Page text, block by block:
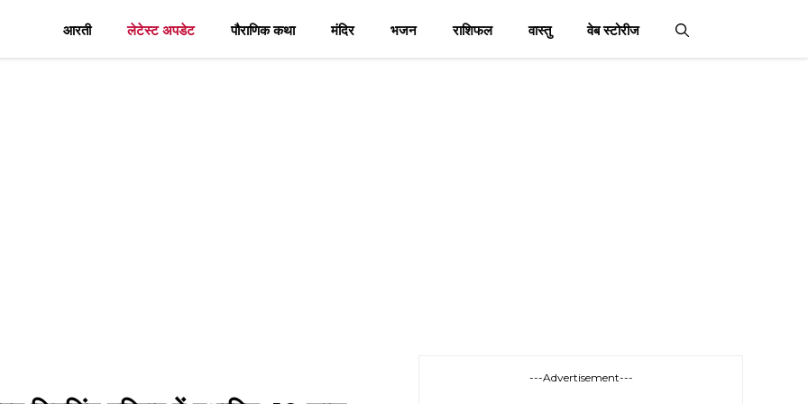
आरती लेटेस्ट अपडेट पौराणिक कथा मंदिर भजन राशिफल वास्तु वेब स्टोरीज
---Advertisement---